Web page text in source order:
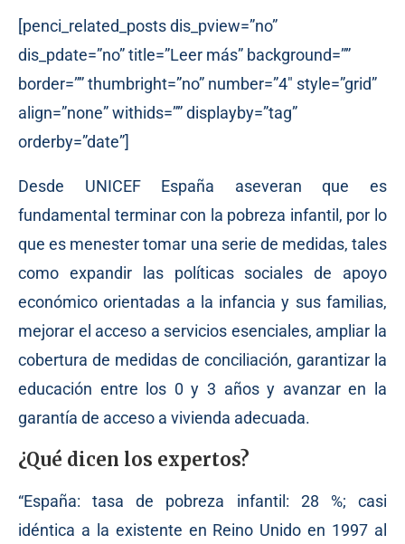
[penci_related_posts dis_pview=”no”
dis_pdate=”no” title=”Leer más” background=””
border=”” thumbright=”no” number=”4″ style=”grid”
align=”none” withids=”” displayby=”tag”
orderby=”date”]
Desde UNICEF España aseveran que es
fundamental terminar con la pobreza infantil, por lo
que es menester tomar una serie de medidas, tales
como expandir las políticas sociales de apoyo
económico orientadas a la infancia y sus familias,
mejorar el acceso a servicios esenciales, ampliar la
cobertura de medidas de conciliación, garantizar la
educación entre los 0 y 3 años y avanzar en la
garantía de acceso a vivienda adecuada.
¿Qué dicen los expertos?
“España: tasa de pobreza infantil: 28 %; casi
idéntica a la existente en Reino Unido en 1997 al